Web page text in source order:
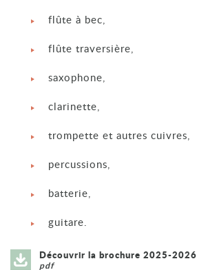
flûte à bec,
flûte traversière,
saxophone,
clarinette,
trompette et autres cuivres,
percussions,
batterie,
guitare.
Découvrir la brochure 2025-2026
pdf